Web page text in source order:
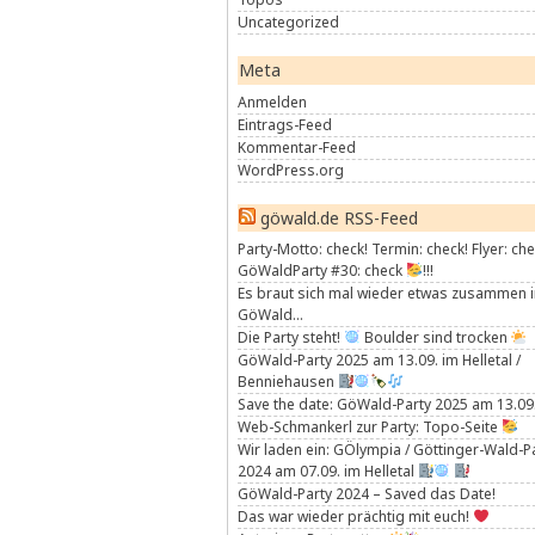
Uncategorized
Meta
Anmelden
Eintrags-Feed
Kommentar-Feed
WordPress.org
göwald.de RSS-Feed
Party-Motto: check! Termin: check! Flyer:
GöWaldParty #30: check
!!!
Es braut sich mal wieder etwas zusammen
GöWald…
Die Party steht!
Boulder sind trocken
GöWald-Party 2025 am 13.09. im Helletal /
Benniehausen
Save the date: GöWald-Party 2025 am 13.09.
Web-Schmankerl zur Party: Topo-Seite
Wir laden ein: GÖlympia / Göttinger-Wald-
2024 am 07.09. im Helletal
GöWald-Party 2024 – Saved das Date!
Das war wieder prächtig mit euch!